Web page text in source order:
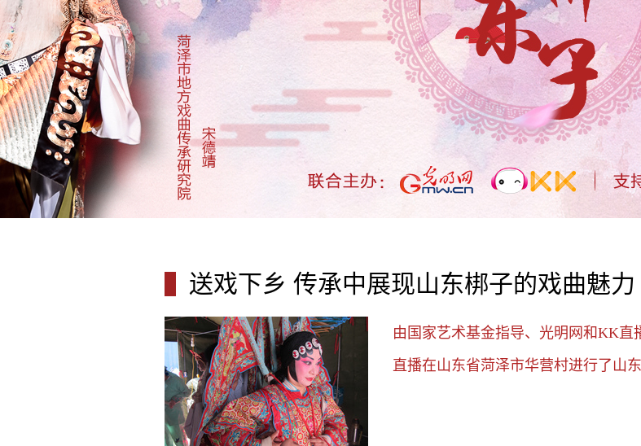
送戏下乡 传承中展现山东梆子的戏曲魅力
由国家艺术基金指导、光明网和KK直
直播在山东省菏泽市华营村进行了山